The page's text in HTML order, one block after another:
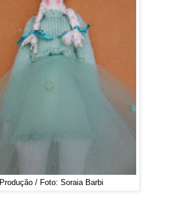
Produção / Foto: Soraia Barbi